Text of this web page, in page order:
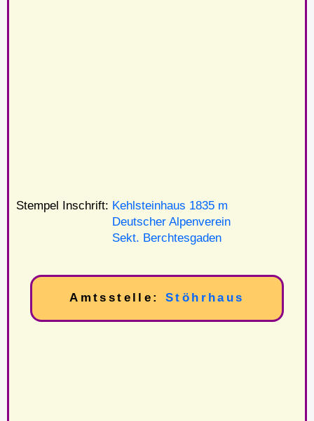
Stempel Inschrift: Kehlsteinhaus 1835 m
Deutscher Alpenverein
Sekt. Berchtesgaden
Amtsstelle:Stöhrhaus